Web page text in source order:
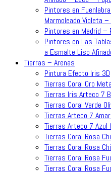
Pintores en
Marmoleado Violeta
Pintores en Madrid
Pintores en Las
a Esmalte Liso
Tierras – Arenas
Pintura Efecto Iris 3D
Tierras Coral Oro
Tierras Iris Arteco 7
Tierras Coral Verde
Tierras Arteco 7
Tierras Arteco 7 Azul
Tierras Coral Rosa
Tierras Coral Rosa
Tierras Coral Rosa
Tierras Coral Rosa